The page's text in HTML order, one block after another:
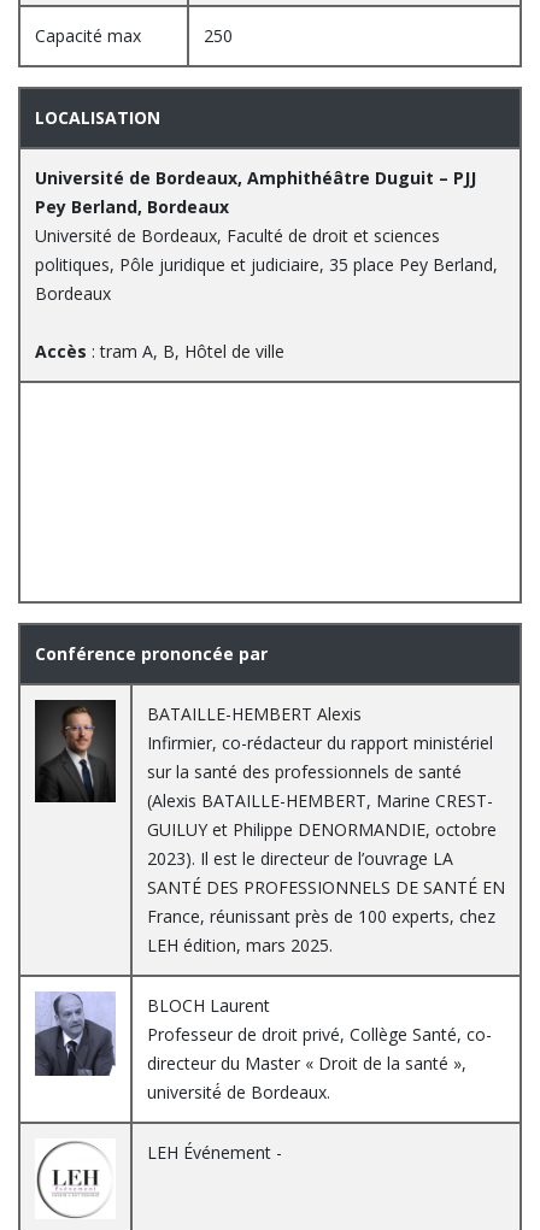
Capacité max 250
LOCALISATION
Université de Bordeaux, Amphithéâtre Duguit – PJJ
Pey Berland, Bordeaux
Université de Bordeaux, Faculté de droit et sciences
politiques, Pôle juridique et judiciaire, 35 place Pey Berland,
Bordeaux
Accès : tram A, B, Hôtel de ville
Conférence prononcée par
BATAILLE-HEMBERT Alexis
Infirmier, co-rédacteur du rapport ministériel
sur la santé des professionnels de santé
(Alexis BATAILLE-HEMBERT, Marine CREST-
GUILUY et Philippe DENORMANDIE, octobre
2023). Il est le directeur de l’ouvrage LA
SANTÉ DES PROFESSIONNELS DE SANTÉ EN
France, réunissant près de 100 experts, chez
LEH édition, mars 2025.
BLOCH Laurent
Professeur de droit privé, Collège Santé, co-
directeur du Master « Droit de la santé »,
université́ de Bordeaux.
LEH Événement -